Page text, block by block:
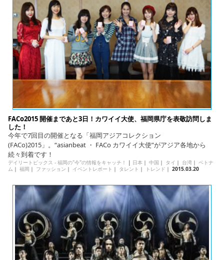
FACo2015 開催まであと3日！カワイイ大使、福岡県庁を表敬訪問しま
した！
今年で7回目の開催となる「福岡アジアコレクション
(FACo)2015」。“asianbeat ・ FACo カワイイ大使”がアジア各地から
続々到着です！
デイリートピックス - 福岡の"今"の情報をキャッチ！ | 日本｜ 中国 ｜ タイ ｜ 台湾｜ ベトナ
ム ｜ 福岡 ｜ ファッション ｜ イベントレポート ｜ タレント ｜ トレンド ｜ 2015.03.20